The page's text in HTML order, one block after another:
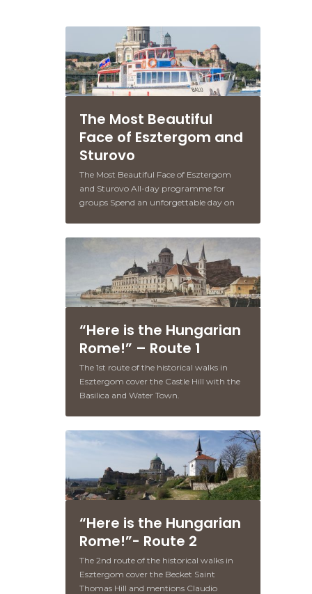
The Most Beautiful
Face of Esztergom and
Sturovo
The Most Beautiful Face of Esztergom
and Sturovo All-day programme for
groups Spend an unforgettable day on
Complex is a National Monument and
the Royal Castle is a European Heritage
Site! Price: 20 000 HUF / person Ask for
our personalized offer and make an
appointment! Details HERE
“Here is the Hungarian
Rome!” – Route 1
The 1st route of the historical walks in
Esztergom cover the Castle Hill with the
Basilica and Water Town.
“Here is the Hungarian
Rome!”- Route 2
The 2nd route of the historical walks in
Esztergom cover the Becket Saint
Thomas Hill and mentions Claudio